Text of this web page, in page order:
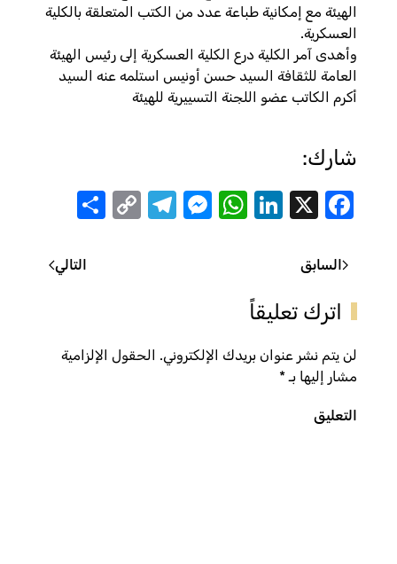
الهيئة مع إمكانية طباعة عدد من الكتب المتعلقة بالكلية
العسكرية.
وأهدى آمر الكلية درع الكلية العسكرية إلى رئيس الهيئة
العامة للثقافة السيد حسن أونيس استلمه عنه السيد
أكرم الكاتب عضو اللجنة التسييرية للهيئة
شارك:
Facebook
X
LinkedIn
WhatsApp
Messenger
Telegram
Copy
السابق التالي
اترك تعليقاً
لن يتم نشر عنوان بريدك الإلكتروني. الحقول الإلزامية
مشار إليها بـ*
التعليق